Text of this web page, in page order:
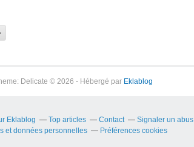
Delicate © 2026 - Hébergé par Eklablog
Eklablog Top articles Contact Signaler un abus
et données personnelles
Préférences cookies